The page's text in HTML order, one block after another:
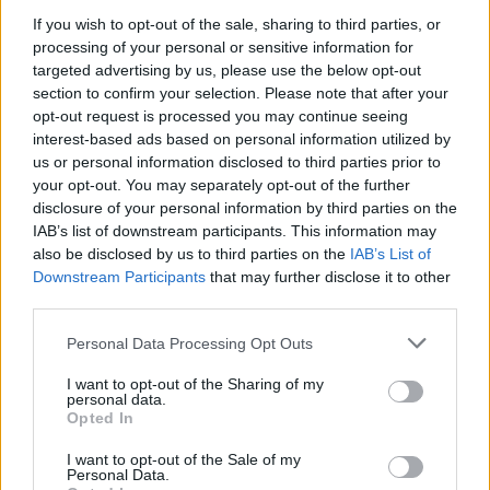
If you wish to opt-out of the sale, sharing to third parties, or
processing of your personal or sensitive information for
targeted advertising by us, please use the below opt-out
section to confirm your selection. Please note that after your
opt-out request is processed you may continue seeing
interest-based ads based on personal information utilized by
us or personal information disclosed to third parties prior to
your opt-out. You may separately opt-out of the further
disclosure of your personal information by third parties on the
IAB’s list of downstream participants. This information may
also be disclosed by us to third parties on the IAB’s List of
Downstream Participants that may further disclose it to other
Personal Data Processing Opt Outs
I want to opt-out of the Sharing of my
personal data.
Opted In
I want to opt-out of the Sale of my
Personal Data.
inne i potrzebuje inny czas na to. Wczoraj po 3
miesiącach bylam z corka u kontroli kardiolog
stwierdzil ze sytuacja nie ulegla poprawie ale tez
sie nie pogorszyla zaleca ponowna kontrole a w
razie pogorszenia zwężenia tetnic zabieg
poszerzenia jestem przerażona wyslal nas
rowniez do genetyka aby stwierdzil czy corka nie
ma tego genetycznie w naszej rodzinie nigdy nie
bylo takiego przypadku.Na opisie badania
widnieje tetnice plucne waskie przeplyw
przyspieszony do 3.0 m/sek ale pomiasry dzisiaj
orientacyjne badanie utrudnione przez placz
dziecka. Serce polozone prawidlowo polaczenie
rowniez prawidlowe. Moje pytanie czy jest
szansa ze tętnice jeszcze sie poszerza w miare
wzrostu dziecka czy 3 miesiace to maks ymalny
czas? Proszę o odpowiedź strasznie sie
martwie.
[img]http://static2.medforum.pl/upload/image/
gość
Vsd u dorosłego
Witam, w wieku 18 lat zdiagnozowano u mnie
niewielki ubytek międzykomorowy. Kardiolog
stwierdził że nie musi być on operowany bo jest
niewielki i podczas skurczu się zamyka i
przeciek jest prawie zerowy. Czy są osoby które
żyją bez korekty ubytku?
Forum:Wady serca
wady serca serce
Reklama: